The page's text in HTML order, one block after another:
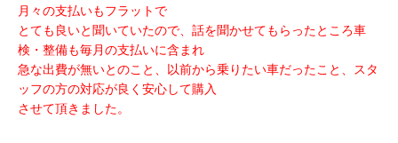
月々の支払いもフラットで
とても良いと聞いていたので、話を聞かせてもらったところ車
検・整備も毎月の支払いに含まれ
急な出費が無いとのこと、以前から乗りたい車だったこと、スタ
ッフの方の対応が良く安心して購入
させて頂きました。